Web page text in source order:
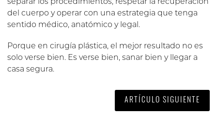
separar los procedimientos, respetar la recuperación
del cuerpo y operar con una estrategia que tenga
sentido médico, anatómico y legal.
Porque en cirugía plástica, el mejor resultado no es
solo verse bien. Es verse bien, sanar bien y llegar a
casa segura.
ARTÍCULO SIGUIENTE